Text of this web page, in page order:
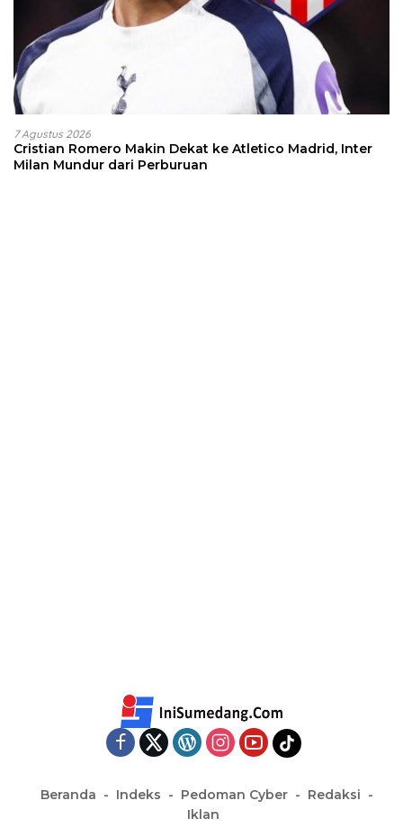
7 Agustus 2026
Cristian Romero Makin Dekat ke Atletico Madrid, Inter
Milan Mundur dari Perburuan
Beranda Indeks Pedoman Cyber
Redaksi
Iklan